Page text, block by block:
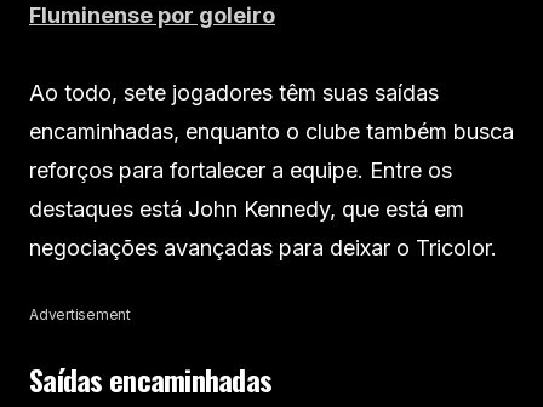
Fluminense por goleiro
Ao todo, sete jogadores têm suas saídas
encaminhadas, enquanto o clube também busca
reforços para fortalecer a equipe. Entre os
destaques está John Kennedy, que está em
negociações avançadas para deixar o Tricolor.
Advertisement
Saídas encaminhadas